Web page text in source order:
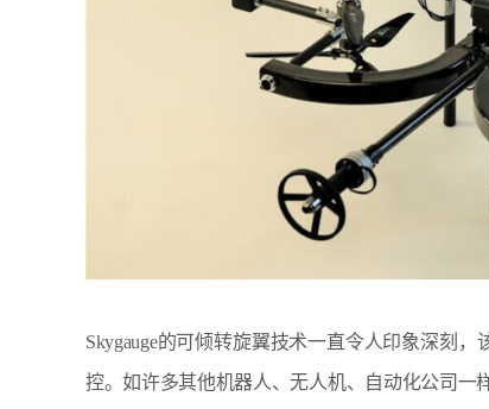
Skygauge的可倾转旋翼技术一直令人印象深刻
控。如许多其他机器人、无人机、自动化公司一